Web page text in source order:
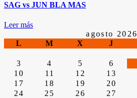
SAG vs JUN BLA MAS
Leer más
agosto 2026
L
M X J
3
4 5 6
10
11 12 13
17
18 19 20
24
25 26 27